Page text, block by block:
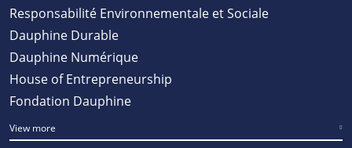
Responsabilité Environnementale et Sociale
Dauphine Durable
Dauphine Numérique
House of Entrepreneurship
Fondation Dauphine
View more